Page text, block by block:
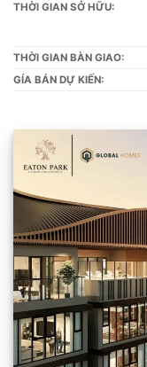
THỜI GIAN SỞ HỮU:
THỜI GIAN BÀN GIAO:
GÍA BÁN DỰ KIẾN: